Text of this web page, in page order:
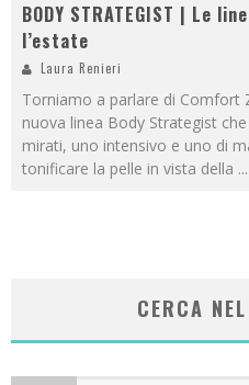
BODY STRATEGIST | Le
l’estate
Laura Renieri
Torniamo a parlare di Comfort
nuova linea Body Strategist
mirati, uno intensivo e uno di
tonificare la pelle in vista della ...
CERCA